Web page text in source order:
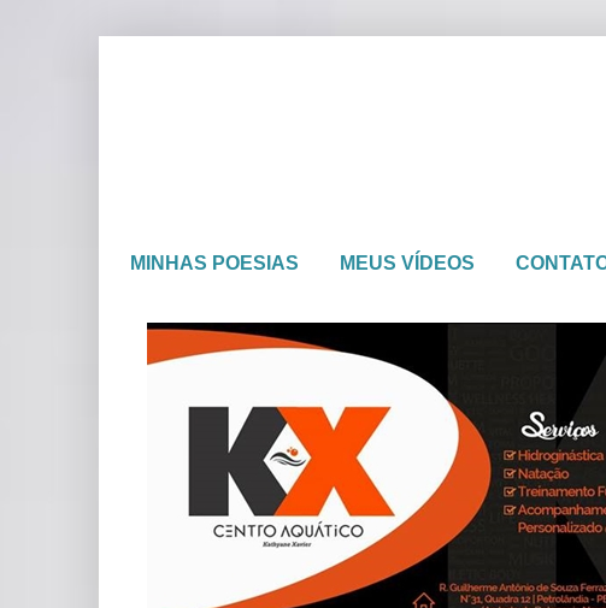
MINHAS POESIAS MEUS VÍDEOS